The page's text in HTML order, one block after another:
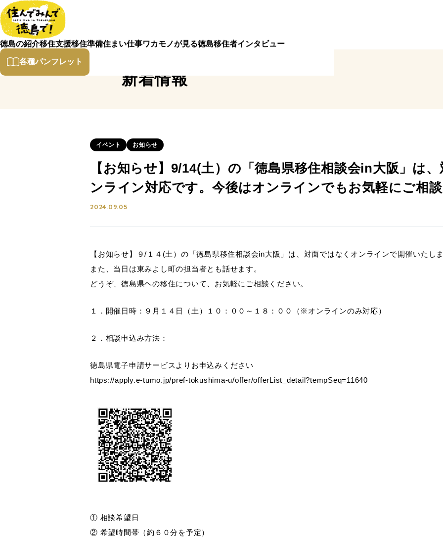
徳島の紹介移住支援移住準備住まい仕事ワカモノが見る徳島移住者インタビュー
各種パンフレット
新着情報
イベント お知らせ
【お知らせ】9/14(土）の「徳島県移住相談会in大阪」は
ンライン対応です。今後はオンラインでもお気軽にご相
2024.09.05
【お知らせ】９/１４(土）の「徳島県移住相談会in大阪」は、対面ではなくオンラインで開催いたし
また、当日は東みよし町の担当者とも話せます。
どうぞ、徳島県ヘの移住について、 お気軽にご相談ください。
１．開催日時：９月１４日（土）１０：００～１８：００（※オンラインのみ対応）
２．相談申込み方法：
徳島県電子申請サービスよりお申込みください
https://apply.e-tumo.jp/pref-tokushima-u/offer/offerList_detail?tempSeq=11640
① 相談希望日
② 希望時間帯（約６０分を予定）